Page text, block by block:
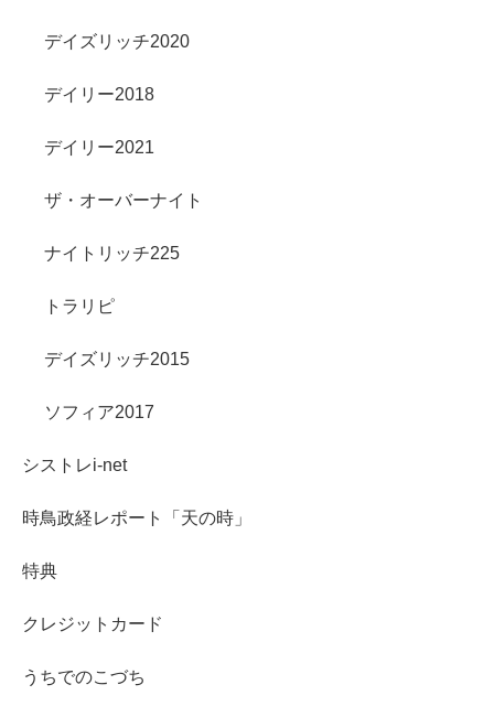
デイズリッチ2020
デイリー2018
デイリー2021
ザ・オーバーナイト
ナイトリッチ225
トラリピ
デイズリッチ2015
ソフィア2017
シストレi-net
時鳥政経レポート「天の時」
特典
クレジットカード
うちでのこづち